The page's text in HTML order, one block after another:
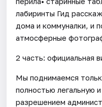
лабиринты Гид
дома и коммуналки, и
атмосферные
2 часть: официальная
Мы поднимаемся
полностью легальную
разрешением